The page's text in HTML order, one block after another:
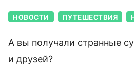
НОВОСТИ ПУТЕШЕСТВИЯ
А вы получали странные
и друзей?